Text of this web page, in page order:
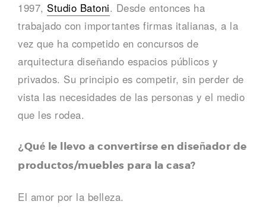
1997, Studio Batoni. Desde entonces ha
trabajado con importantes firmas italianas, a la
vez que ha competido en concursos de
arquitectura diseñando espacios públicos y
privados. Su principio es competir, sin perder de
vista las necesidades de las personas y el medio
que les rodea.
¿Qué le llevo a convertirse en diseñador de
productos/muebles para la casa?
El amor por la belleza.